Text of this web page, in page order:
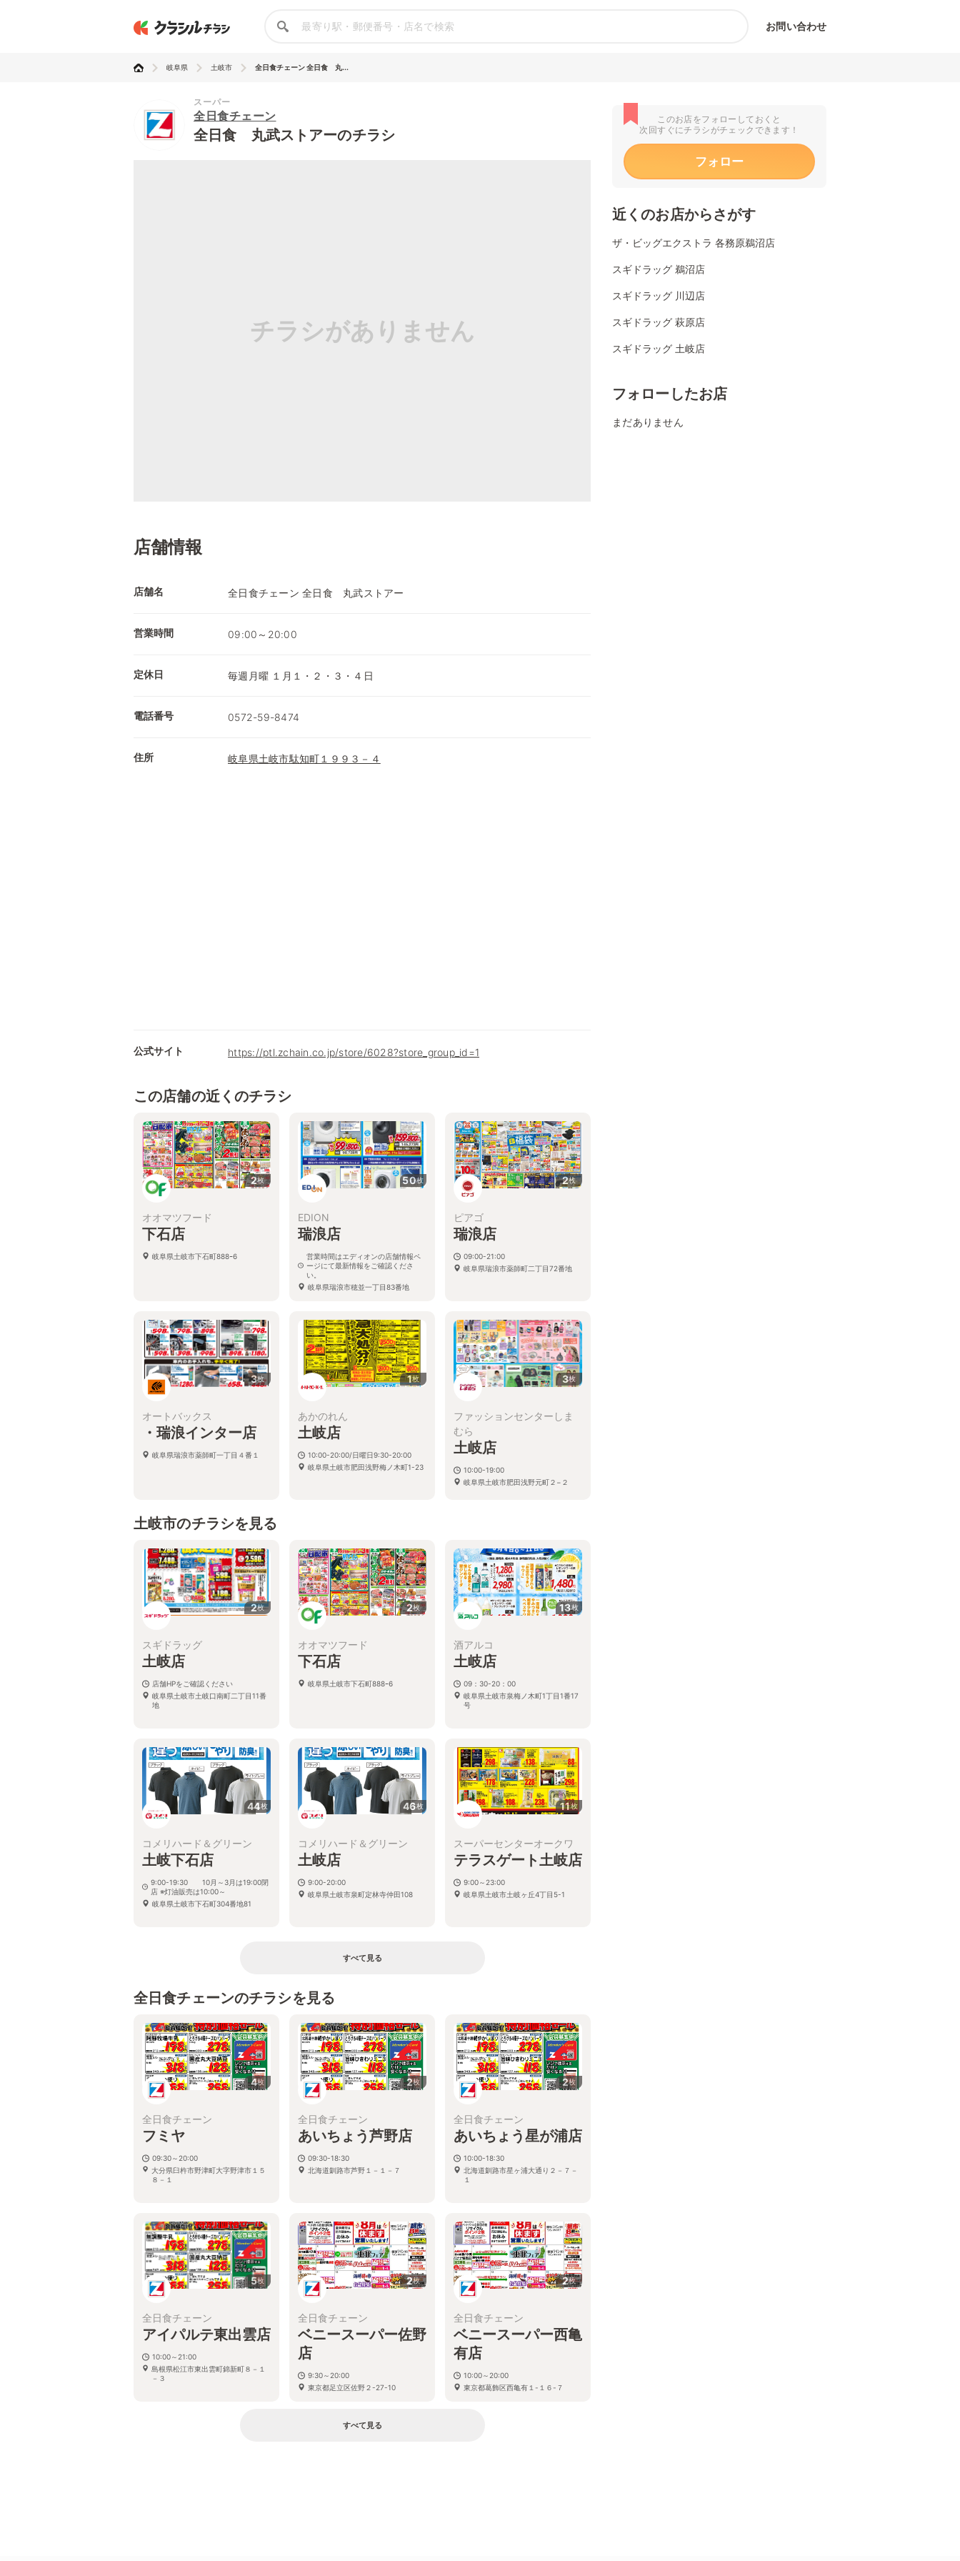
お問い合わせ
岐阜県 土岐市 全日食チェーン 全日食 丸...
スーパー
全日食チェーン
全日食 丸武ストアーのチラシ
チラシがありません
店舗情報
店舗名 全日食チェーン 全日食 丸武ストアー
営業時間 09:00～20:00
定休日 毎週月曜 １月１・２・３・４日
電話番号 0572-59-8474
住所 岐阜県土岐市駄知町１９９３－４
公式サイト https://ptl.zchain.co.jp/store/6028?store_group_id=1
この店舗の近くのチラシ
2枚
オオマツフード
下石店
岐阜県土岐市下石町888ｰ6
50枚
EDION
瑞浪店
営業時間はエディオンの店舗情報ペ
ージにて最新情報をご確認くださ
い。
岐阜県瑞浪市穂並一丁目83番地
2枚
ピアゴ
瑞浪店
09:00-21:00
岐阜県瑞浪市薬師町二丁目72番地
3枚
オートバックス
・瑞浪インター店
岐阜県瑞浪市薬師町一丁目４番１
1枚
あかのれん
土岐店
10:00-20:00/日曜日9:30-20:00
岐阜県土岐市肥田浅野梅ノ木町1-23
3枚
ファッションセンターしま
むら
土岐店
10:00-19:00
岐阜県土岐市肥田浅野元町２−２
土岐市のチラシを見る
2枚
スギドラッグ
土岐店
店舗HPをご確認ください
岐阜県土岐市土岐口南町二丁目11番
地
2枚
オオマツフード
下石店
岐阜県土岐市下石町888ｰ6
13枚
酒アルコ
土岐店
09：30-20：00
岐阜県土岐市泉梅ノ木町1丁目1番17
号
44枚
コメリハード＆グリーン
土岐下石店
9:00-19:30 10月～3月は19:00閉
店 ※灯油販売は10:00～
岐阜県土岐市下石町304番地81
46枚
コメリハード＆グリーン
土岐店
9:00-20:00
岐阜県土岐市泉町定林寺仲田108
11枚
スーパーセンターオークワ
テラスゲート土岐店
9:00～23:00
岐阜県土岐市土岐ヶ丘4丁目5-1
すべて見る
全日食チェーンのチラシを見る
4枚
全日食チェーン
フミヤ
09:30～20:00
大分県臼杵市野津町大字野津市１５
８－１
2枚
全日食チェーン
あいちょう芦野店
09:30-18:30
北海道釧路市芦野１－１－７
2枚
全日食チェーン
あいちょう星が浦店
10:00-18:30
北海道釧路市星ヶ浦大通り２－７－
１
5枚
全日食チェーン
アイパルテ東出雲店
10:00～21:00
島根県松江市東出雲町錦新町８－１
－３
2枚
全日食チェーン
ベニースーパー佐野
店
9:30～20:00
東京都足立区佐野２-27-10
2枚
全日食チェーン
ベニースーパー西亀
有店
10:00～20:00
東京都葛飾区西亀有１-１６-７
すべて見る
このお店をフォローしておくと
次回すぐにチラシがチェックできます！
フォロー
近くのお店からさがす
ザ・ビッグエクストラ 各務原鵜沼店
スギドラッグ 鵜沼店
スギドラッグ 川辺店
スギドラッグ 萩原店
スギドラッグ 土岐店
フォローしたお店
まだありません